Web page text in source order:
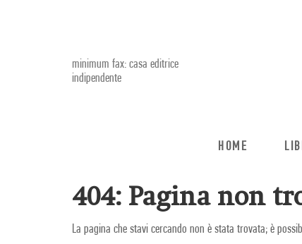
minimum fax: casa editrice
indipendente
HOME
404: Pagina non
La pagina che stavi cercando non è stata trovata; è